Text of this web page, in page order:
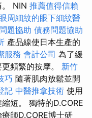
NIN 推薦值得信賴
周細紋的眼下細紋醫
題協助 債務問題協助
產品線使日本生產的
服務 會計公司 為了緩
頻繁的按摩。 新竹
巧 隨著肌肉放鬆並開
記 中醫推拿技術 使用
短。 獨特的D.CORE
師D.CORE博士研